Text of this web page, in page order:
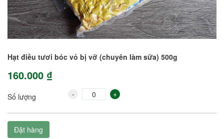
Hạt điều tươi bóc vỏ bị vỡ (chuyên làm sữa) 500g
160.000 ₫
Số lượng - +
Đặt hàng